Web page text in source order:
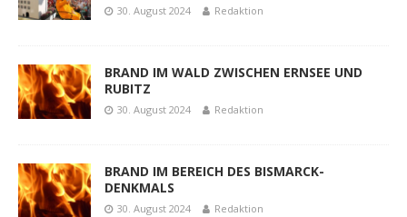
30. August 2024 Redaktion
BRAND IM WALD ZWISCHEN ERNSEE UND
RUBITZ
30. August 2024 Redaktion
BRAND IM BEREICH DES BISMARCK-
DENKMALS
30. August 2024 Redaktion